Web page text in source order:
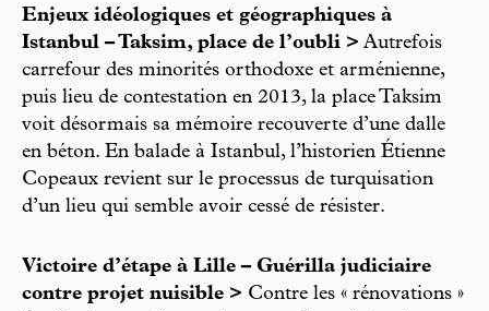
Enjeux idéologiques et géographiques à
Istanbul – Taksim, place de l’oubli > Autrefois
carrefour des minorités orthodoxe et arménienne,
puis lieu de contestation en 2013, la place Taksim
voit désormais sa mémoire recouverte d’une dalle
en béton. En balade à Istanbul, l’historien Étienne
Copeaux revient sur le processus de turquisation
d’un lieu qui semble avoir cessé de résister.
Victoire d’étape à Lille – Guérilla judiciaire
contre projet nuisible > Contre les « rénovations »